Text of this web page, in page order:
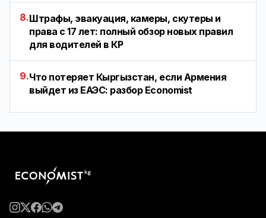
8.Штрафы, эвакуация, камеры, скутеры и
права с 17 лет: полный обзор новых правил
для водителей в КР
9.Что потеряет Кыргызстан, если Армения
выйдет из ЕАЭС: разбор Economist